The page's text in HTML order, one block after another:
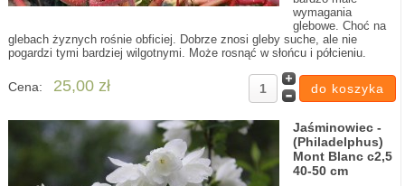
wymagania
glebowe. Choć na
glebach żyznych rośnie obficiej. Dobrze znosi gleby suche, ale nie
pogardzi tymi bardziej wilgotnymi. Może rosnąć w słońcu i półcieniu.
Cena: 25,00 zł
Jaśminowiec -
(Philadelphus)
Mont Blanc c2,5
40-50 cm